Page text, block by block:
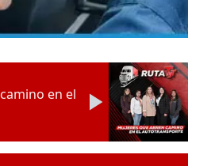
en el